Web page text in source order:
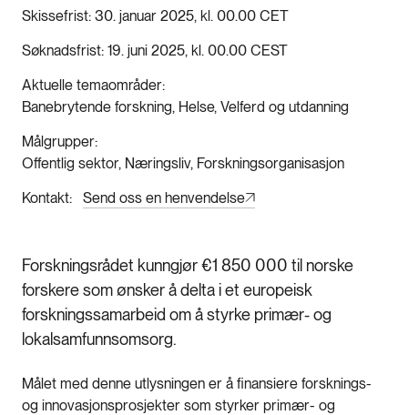
Skissefrist 30. januar 2025, kl. 00.00 CET
Søknadsfrist 19. juni 2025, kl. 00.00 CEST
Aktuelle temaområder
Banebrytende forskning, Helse, Velferd og utdanning
Målgrupper
Offentlig sektor, Næringsliv, Forskningsorganisasjon
Kontakt
Send oss en henvendelse
Forskningsrådet kunngjør €1 850 000 til norske
forskere som ønsker å delta i et europeisk
forskningssamarbeid om å styrke primær- og
lokalsamfunnsomsorg.
Målet med denne utlysningen er å finansiere forsknings-
og innovasjonsprosjekter som styrker primær- og